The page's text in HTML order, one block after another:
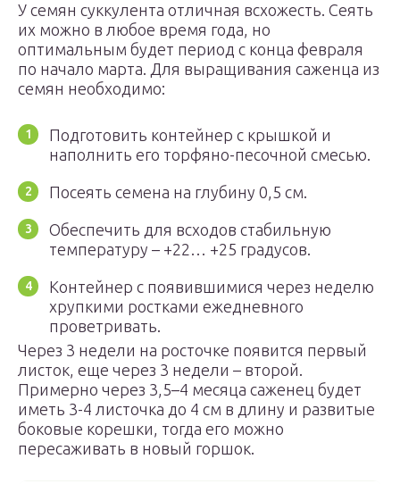
У семян суккулента отличная всхожесть. Сеять
их можно в любое время года, но
оптимальным будет период с конца февраля
по начало марта. Для выращивания саженца из
семян необходимо:
Подготовить контейнер с крышкой и
наполнить его торфяно-песочной смесью.
Посеять семена на глубину 0,5 см.
Обеспечить для всходов стабильную
температуру – +22… +25 градусов.
Контейнер с появившимися через неделю
хрупкими ростками ежедневного
проветривать.
Через 3 недели на росточке появится первый
листок, еще через 3 недели – второй.
Примерно через 3,5–4 месяца саженец будет
иметь 3-4 листочка до 4 см в длину и развитые
боковые корешки, тогда его можно
пересаживать в новый горшок.